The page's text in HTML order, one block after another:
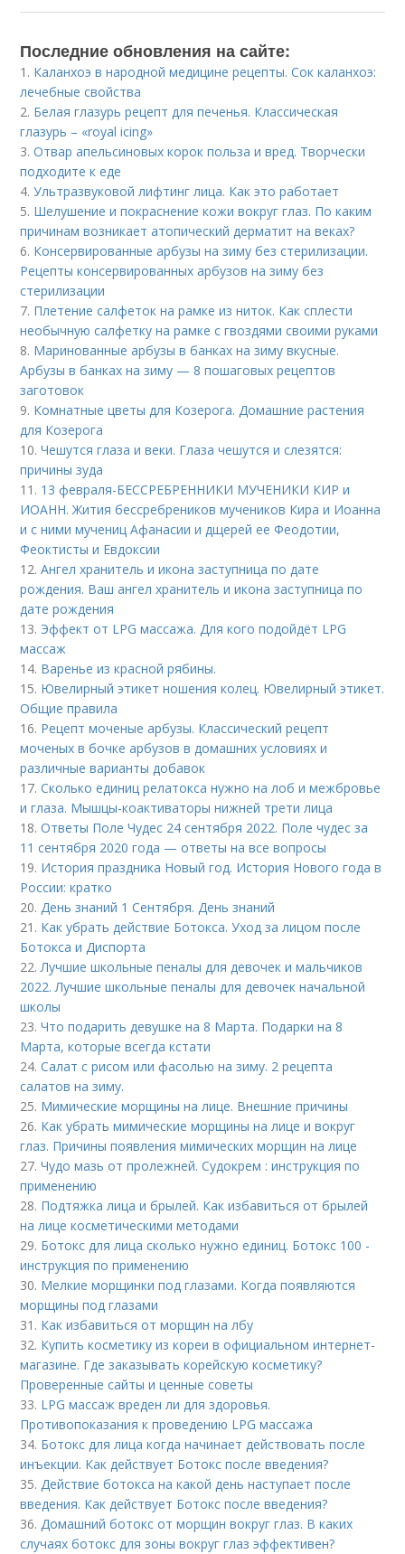
Последние обновления на сайте:
1. Каланхоэ в народной медицине рецепты. Сок каланхоэ:
лечебные свойства
2. Белая глазурь рецепт для печенья. Классическая
глазурь – «royal icing»
3.Отвар апельсиновых корок польза и вред. Творчески
подходите к еде
4.Ультразвуковой лифтинг лица. Как это работает
5. Шелушение и покраснение кожи вокруг глаз. По каким
причинам возникает атопический дерматит на веках?
6. Консервированные арбузы на зиму без стерилизации.
Рецепты консервированных арбузов на зиму без
стерилизации
7. Плетение салфеток на рамке из ниток. Как сплести
необычную салфетку на рамке с гвоздями своими руками
8. Маринованные арбузы в банках на зиму вкусные.
Арбузы в банках на зиму — 8 пошаговых рецептов
заготовок
9. Комнатные цветы для Козерога. Домашние растения
для Козерога
10.Чешутся глаза и веки. Глаза чешутся и слезятся:
причины зуда
11. 13 февраля-БЕССРЕБРЕННИКИ МУЧЕНИКИ КИР и
ИОАНН. Жития бессребреников мучеников Кира и Иоанна
и с ними мучениц Афанасии и дщерей ее Феодотии,
Феоктисты и Евдоксии
12.Ангел хранитель и икона заступница по дате
рождения. Ваш ангел хранитель и икона заступница по
дате рождения
13. Эффект от LPG массажа. Для кого подойдёт LPG
массаж
14. Варенье из красной рябины.
15. Ювелирный этикет ношения колец. Ювелирный этикет.
Общие правила
16. Рецепт моченые арбузы. Классический рецепт
моченых в бочке арбузов в домашних условиях и
различные варианты добавок
17.Сколько единиц релатокса нужно на лоб и межбровье
и глаза. Мышцы-коактиваторы нижней трети лица
18.Ответы Поле Чудес 24 сентября 2022. Поле чудес за
11 сентября 2020 года — ответы на все вопросы
19. История праздника Новый год. История Нового года в
России: кратко
20.День знаний 1 Сентября. День знаний
21. Как убрать действие Ботокса. Уход за лицом после
Ботокса и Диспорта
22.Лучшие школьные пеналы для девочек и мальчиков
2022. Лучшие школьные пеналы для девочек начальной
школы
23.Что подарить девушке на 8 Марта. Подарки на 8
Марта, которые всегда кстати
24.Салат с рисом или фасолью на зиму. 2 рецепта
салатов на зиму.
25. Мимические морщины на лице. Внешние причины
26. Как убрать мимические морщины на лице и вокруг
глаз. Причины появления мимических морщин на лице
27.Чудо мазь от пролежней. Судокрем : инструкция по
применению
28. Подтяжка лица и брылей. Как избавиться от брылей
на лице косметическими методами
29. Ботокс для лица сколько нужно единиц. Ботокс 100 -
инструкция по применению
30. Мелкие морщинки под глазами. Когда появляются
морщины под глазами
31. Как избавиться от морщин на лбу
32. Купить косметику из кореи в официальном интернет-
магазине. Где заказывать корейскую косметику?
Проверенные сайты и ценные советы
33. LPG массаж вреден ли для здоровья.
Противопоказания к проведению LPG массажа
34. Ботокс для лица когда начинает действовать после
инъекции. Как действует Ботокс после введения?
35.Действие ботокса на какой день наступает после
введения. Как действует Ботокс после введения?
36.Домашний ботокс от морщин вокруг глаз. В каких
случаях ботокс для зоны вокруг глаз эффективен?